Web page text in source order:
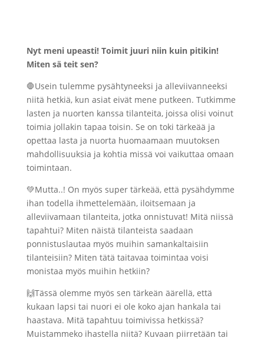
Nyt meni upeasti! Toimit juuri niin kuin pitikin!
Miten sä teit sen?
🛑Usein tulemme pysähtyneeksi ja alleviivanneeksi
niitä hetkiä, kun asiat eivät mene putkeen. Tutkimme
lasten ja nuorten kanssa tilanteita, joissa olisi voinut
toimia jollakin tapaa toisin. Se on toki tärkeää ja
opettaa lasta ja nuorta huomaamaan muutoksen
mahdollisuuksia ja kohtia missä voi vaikuttaa omaan
toimintaan.
💚Mutta..! On myös super tärkeää, että pysähdymme
ihan todella ihmettelemään, iloitsemaan ja
alleviivamaan tilanteita, jotka onnistuvat! Mitä niissä
tapahtui? Miten näistä tilanteista saadaan
ponnistuslautaa myös muihin samankaltaisiin
tilanteisiin? Miten tätä taitavaa toimintaa voisi
monistaa myös muihin hetkiin?
🙌Tässä olemme myös sen tärkeän äärellä, että
kukaan lapsi tai nuori ei ole koko ajan hankala tai
haastava. Mitä tapahtuu toimivissa hetkissä?
Muistammeko ihastella niitä? Kuvaan piirretään tai